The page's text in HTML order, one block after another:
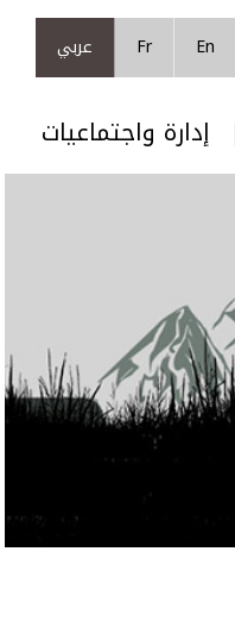
En
Fr عربي
إدارة واجتماعيات